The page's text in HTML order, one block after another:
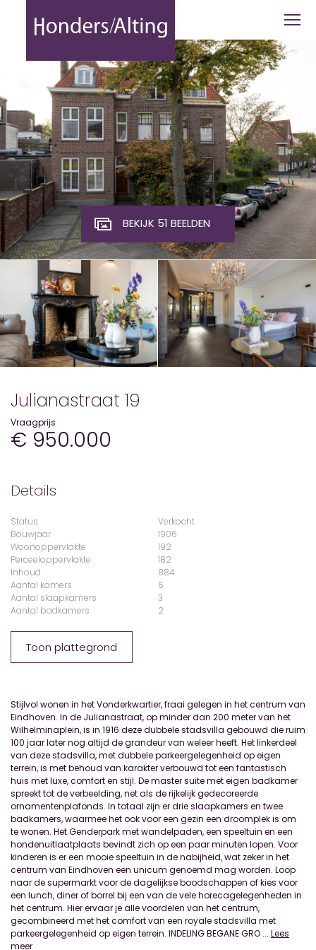
Julianastraat 19 - Honders Alting
BEKIJK 51 BEELDEN
Julianastraat 19
Vraagprijs
€ 950.000
Stijlvol wonen in het Vonderkwartier, fraai gelegen in het centrum van
Eindhoven. In de Julianastraat, op minder dan 200 meter van het
Wilhelminaplein, is in 1916 deze dubbele stadsvilla gebouwd die ruim
100 jaar later nog altijd de grandeur van weleer heeft. Het linkerdeel
van deze stadsvilla, met dubbele parkeergelegenheid op eigen
terrein, is met behoud van karakter verbouwd tot een fantastisch
huis met luxe, comfort en stijl. De master suite met eigen badkamer
spreekt tot de verbeelding, net als de rijkelijk gedecoreerde
ornamentenplafonds. In totaal zijn er drie slaapkamers en twee
badkamers, waarmee het ook voor een gezin een droomplek is om
te wonen. Het Genderpark met wandelpaden, een speeltuin en een
hondenuitlaatplaats bevindt zich op een paar minuten lopen. Voor
kinderen is er een mooie speeltuin in de nabijheid, wat zeker in het
centrum van Eindhoven een unicum genoemd mag worden. Loop
naar de supermarkt voor de dagelijkse boodschappen of kies voor
een lunch, diner of borrel bij een van de vele horecagelegenheden in
het centrum. Hier ervaar je alle voordelen van het centrum,
gecombineerd met het comfort van een royale stadsvilla met
parkeergelegenheid op eigen terrein. INDELING BEGANE GRO ... Lees
meer
Details
Status
Verkocht
Bouwjaar
1906
Woonoppervlakte
192
Perceeloppervlakte
182
Inhoud
884
Aantal kamers
6
Aantal slaapkamers
3
Aantal badkamers
2
Toon plattegrond